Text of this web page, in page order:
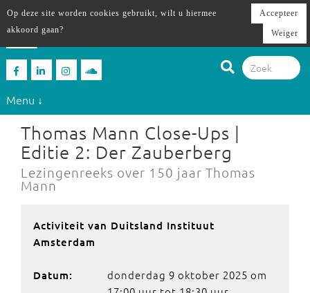
Menu ↓
Thomas Mann Close-Ups |
Editie 2: Der Zauberberg
Lezingenreeks over 150 jaar Thomas
Mann
Activiteit van Duitsland Instituut
Amsterdam
Datum:
donderdag 9 oktober 2025 om
Op deze site worden cookies gebruikt, wilt u hiermee
akkoord gaan?
Accepteer
Weiger